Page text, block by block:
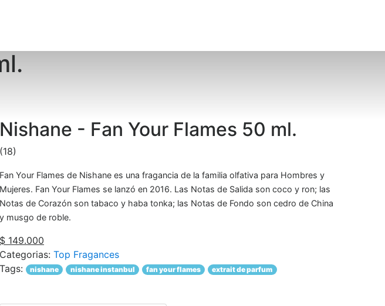
Nishane - Fan Your Flames 50 ml.
(18)
Fan Your Flames de Nishane es una fragancia de la familia olfativa para Hombres y
Mujeres. Fan Your Flames se lanzó en 2016. Las Notas de Salida son coco y ron; las
Notas de Corazón son tabaco y haba tonka; las Notas de Fondo son cedro de China
y musgo de roble.
$ 149.000
Categorias: Top Fragances
Tags:
nishane nishane instanbul fan your flames extrait de parfum